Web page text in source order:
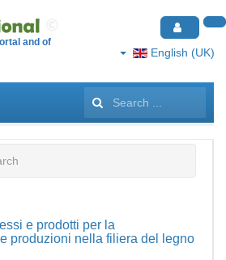
and of
English (UK)
Search
...
e prodotti per la
produzioni nella filiera del legno